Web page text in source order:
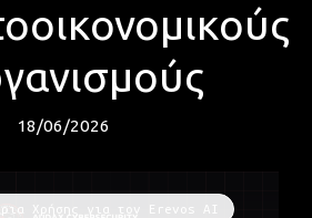
18/06/2026
Χρήσης για τον Erevos AI